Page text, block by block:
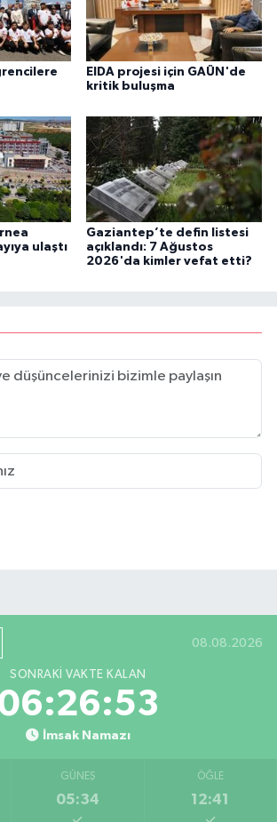
EIDA projesi için GAÜN'de
kritik buluşma
ulaştı
Gaziantep’te defin listesi
açıklandı: 7 Ağustos
2026'da kimler vefat etti?
08.08.2026
SONRAKI VAKTE KALAN
İmsak Namazı
GÜNEŞ
05:34
ÖĞLE
12:41